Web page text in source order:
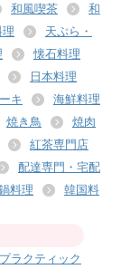
和風喫茶
和
天ぷら・
懐石料理
日本料理
キ
海鮮料理
焼き鳥
焼肉
紅茶専門店
配達専門・宅配
料理
韓国料
ラクティック